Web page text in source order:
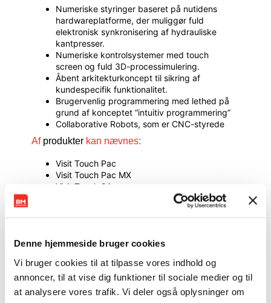
Denne hjemmeside bruger cookies
Vi bruger cookies til at tilpasse vores indhold og
annoncer, til at vise dig funktioner til sociale medier og til
at analysere vores trafik. Vi deler også oplysninger om
Numeriske styringer baseret på nutidens
hardwareplatforme, der muliggør fuld
elektronisk synkronisering af hydrauliske
kantpresser.
Numeriske kontrolsystemer med touch
screen og fuld 3D-processimulering.
Åbent arkitekturkoncept til sikring af
kundespecifik funktionalitet.
Brugervenlig programmering med lethed på
grund af konceptet “intuitiv programmering”
Collaborative Robots, som er CNC-styrede
Af produkter kan nævnes:
Visit Touch Pac
Visit Touch Pac MX
Visit Touch 24
Cyb Touch 8 P
Cyb Touch 12PS
Cyb Touch 15 PS Win
som alle har CNC-styring.
Med CNC-styring er du sikret mikrometer præcise